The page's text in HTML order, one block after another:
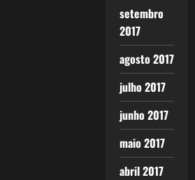
setembro
2017
agosto 2017
julho 2017
junho 2017
maio 2017
abril 2017